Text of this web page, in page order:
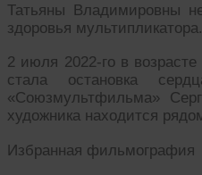
Татьяны Владимировны
здоровья
2 июля 2022-го в
стала остановка
«Союзмультфильма»
художника находится
Избранная фильмография